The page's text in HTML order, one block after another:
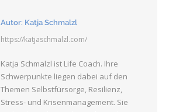
Autor: Katja Schmalzl
https://katjaschmalzl.com/
Katja Schmalzl ist Life Coach. Ihre
Schwerpunkte liegen dabei auf den
Themen Selbstfürsorge, Resilienz,
Stress- und Krisenmanagement. Sie